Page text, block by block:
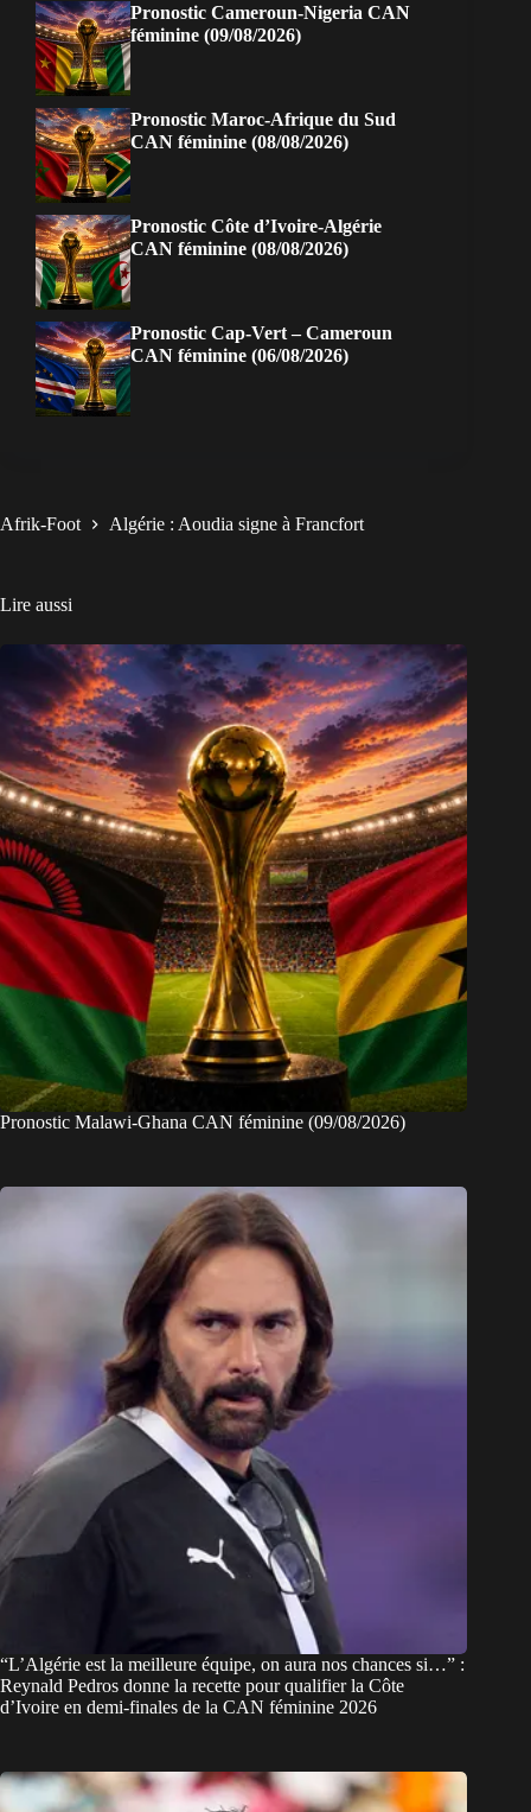
Pronostic Cameroun-Nigeria CAN
féminine (09/08/2026)
Pronostic Maroc-Afrique du Sud
CAN féminine (08/08/2026)
Pronostic Côte d’Ivoire-Algérie
CAN féminine (08/08/2026)
Pronostic Cap-Vert – Cameroun
CAN féminine (06/08/2026)
Afrik-Foot Algérie : Aoudia signe à Francfort
Lire aussi
Pronostic Malawi-Ghana CAN féminine (09/08/2026)
“L’Algérie est la meilleure équipe, on aura nos chances si…” :
Reynald Pedros donne la recette pour qualifier la Côte
d’Ivoire en demi-finales de la CAN féminine 2026